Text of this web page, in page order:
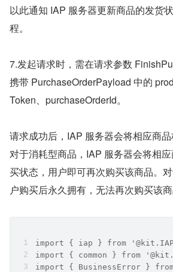
以此通知 IAP 服务器更新商品的发货
程。
7.发起请求时，需在请求参数
携带 PurchaseOrderPayload 中的
Token、purchaseOrderId。
请求成功后，IAP 服务器会将相应商品
对于消耗型商品，IAP 服务器会将相
买状态，用户即可再次购买该商品。
户购买后永久拥有，无法再次购买该商
import { iap } from
import { common } from
import { BusinessError }